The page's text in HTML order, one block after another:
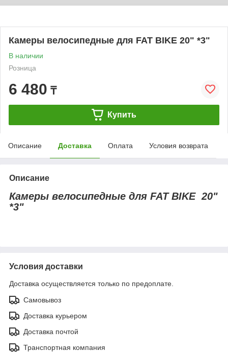
Камеры велосипедные для FAT BIKE 20" *3"
В наличии
Розница
6 480 ₸
Купить
Описание Доставка Оплата Условия возврата
Описание
Камеры велосипедные для FAT BIKE 20"
*3"
Условия доставки
Доставка осуществляется только по предоплате.
Самовывоз
Доставка курьером
Доставка почтой
Транспортная компания